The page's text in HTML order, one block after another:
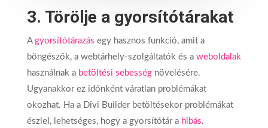
3. Törölje a gyorsítótárakat
A gyorsítótárazás egy hasznos funkció, amit a
böngészők, a webtárhely-szolgáltatók és a weboldalak
használnak a betöltési sebességnövelésére.
Ugyanakkor ez időnként váratlan problémákat
okozhat. Ha a Divi Builder betöltésekor problémákat
észlel, lehetséges, hogy a gyorsítótár a hibás.